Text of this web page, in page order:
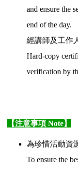
and ensure the
end of the day.
經講師及工作
Hard-copy
verification by
【注意事項 Note】
為珍惜活動資
To ensure the